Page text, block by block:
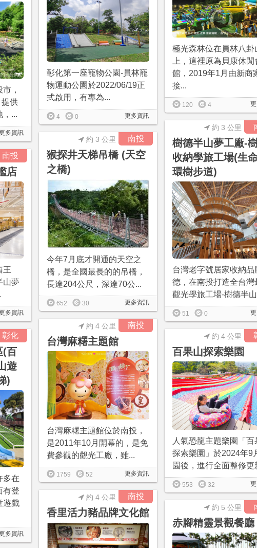
極光森林位在員林八卦
上，這裡原為貝康休閒
館，2019年1月由新商
接...
120 4
彰化第一座寵物公園-員林寵
物運動公園於2022/06/19正
式啟用，有專為...
更多資訊
4 0
，
供
，...
多資訊
樹德半山夢工廠-
收納學旅工場(生
環樹步道)
約 3 公里
台灣老字號居家收納品
德，在南投打造全台灣
觀光學旅工場-樹德半
51 0
南投
猴探井天梯吊橋 (天空
之橋)
約 3 公里
今年7月底才開通的天空之
橋，是全國最長的的吊橋，
長達204公尺，深達70公...
更多資訊
652 30
南投
店
王
山夢
多資訊
南投
台灣麻糬主題館
約 4 公里
台灣麻糬主題館位於南投，
是2011年10月開幕的，是免
費參觀的觀光工廠，雖...
更多資訊
1759 52
彰化
(百
遊
)
多在
有登
遊戲
多資訊
百果山探索樂園
約 4 公里
人氣恐龍主題樂園「百
探索樂園」於2024年9
園後，進行全面整修更
553 32
南投
香里活力豬品牌文化館
約 4 公里
赤腳精靈景觀餐廳
約 5 公里